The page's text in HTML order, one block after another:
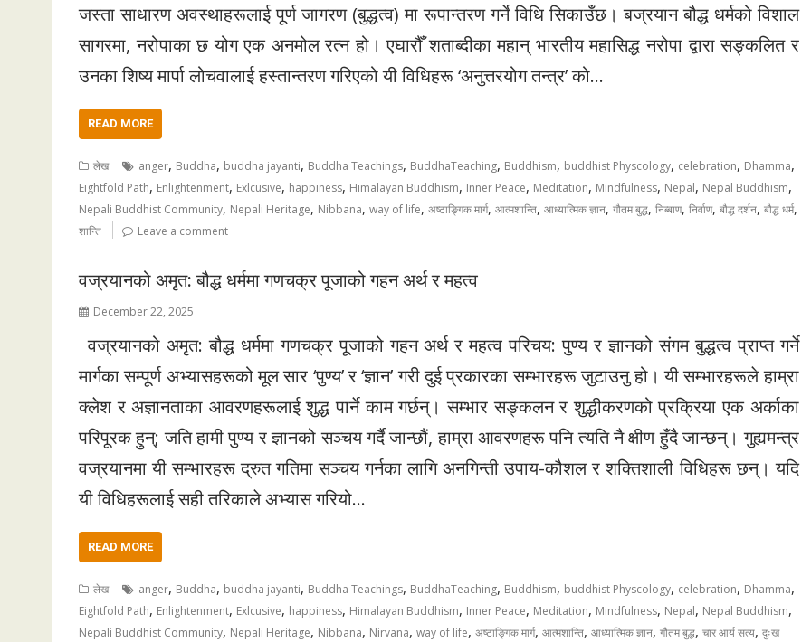
जस्ता साधारण अवस्थाहरूलाई पूर्ण जागरण (बुद्धत्व) मा रूपान्तरण गर्ने विधि सिकाउँछ। बज्रयान बौद्ध धर्मको विशाल
सागरमा, नरोपाका छ योग एक अनमोल रत्न हो। एघारौँ शताब्दीका महान् भारतीय महासिद्ध नरोपा द्वारा सङ्कलित र
उनका शिष्य मार्पा लोचवालाई हस्तान्तरण गरिएको यी विधिहरू ‘अनुत्तरयोग तन्त्र’ को…
READ MORE
लेख anger, Buddha, buddha jayanti, Buddha Teachings, BuddhaTeaching, Buddhism, buddhist Physcology, celebration, Dhamma,
Eightfold Path, Enlightenment, Exlcusive, happiness, Himalayan Buddhism, Inner Peace, Meditation, Mindfulness, Nepal, Nepal Buddhism,
Nepali Buddhist Community, Nepali Heritage, Nibbana, way of life, अष्टाङ्गिक मार्ग, आत्मशान्ति, आध्यात्मिक ज्ञान, गौतम बुद्ध, निब्बाण, निर्वाण, बौद्ध दर्शन, बौद्ध धर्म,
शान्ति Leave a comment
वज्रयानको अमृत: बौद्ध धर्ममा गणचक्र पूजाको गहन अर्थ र महत्व
December 22, 2025
वज्रयानको अमृत: बौद्ध धर्ममा गणचक्र पूजाको गहन अर्थ र महत्व परिचय: पुण्य र ज्ञानको संगम बुद्धत्व प्राप्त गर्ने
मार्गका सम्पूर्ण अभ्यासहरूको मूल सार ‘पुण्य’ र ‘ज्ञान’ गरी दुई प्रकारका सम्भारहरू जुटाउनु हो। यी सम्भारहरूले हाम्रा
क्लेश र अज्ञानताका आवरणहरूलाई शुद्ध पार्ने काम गर्छन्। सम्भार सङ्कलन र शुद्धीकरणको प्रक्रिया एक अर्काका
परिपूरक हुन्; जति हामी पुण्य र ज्ञानको सञ्चय गर्दै जान्छौं, हाम्रा आवरणहरू पनि त्यति नै क्षीण हुँदै जान्छन्। गुह्यमन्त्र
वज्रयानमा यी सम्भारहरू द्रुत गतिमा सञ्चय गर्नका लागि अनगिन्ती उपाय-कौशल र शक्तिशाली विधिहरू छन्। यदि
यी विधिहरूलाई सही तरिकाले अभ्यास गरियो…
READ MORE
लेख anger, Buddha, buddha jayanti, Buddha Teachings, BuddhaTeaching, Buddhism, buddhist Physcology, celebration, Dhamma,
Eightfold Path, Enlightenment, Exlcusive, happiness, Himalayan Buddhism, Inner Peace, Meditation, Mindfulness, Nepal, Nepal Buddhism,
Nepali Buddhist Community, Nepali Heritage, Nibbana, Nirvana, way of life, अष्टाङ्गिक मार्ग, आत्मशान्ति, आध्यात्मिक ज्ञान, गौतम बुद्ध, चार आर्य सत्य, दुःख